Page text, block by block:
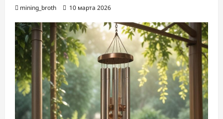
mining_broth 10 марта 2026